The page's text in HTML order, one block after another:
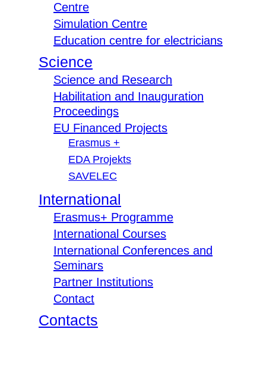
Centre
Simulation Centre
Education centre for electricians
Science
Science and Research
Habilitation and Inauguration
Proceedings
EU Financed Projects
Erasmus +
EDA Projekts
SAVELEC
International
Erasmus+ Programme
International Courses
International Conferences and
Seminars
Partner Institutions
Contact
Contacts